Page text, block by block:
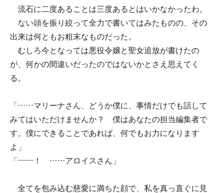
流石に二度あることは三度あるとはいかなかったわ。
ない頭を振り絞って全力で書いてはみたものの、その
出来は何ともお粗末なものだった。
むしろ今となっては悪役令嬢と聖女追放が書けたの
が、何かの間違いだったのではないかとさえ思えてく
る。
「……マリーナさん、どうか僕に、事情だけでも話して
みてはいただけませんか？ 僕はあなたの担当編集者で
す。僕にできることであれば、何でもお力になります
よ」
「――！ ……アロイスさん」
全てを包み込む慈愛に満ちた顔で、私を真っ直ぐに見